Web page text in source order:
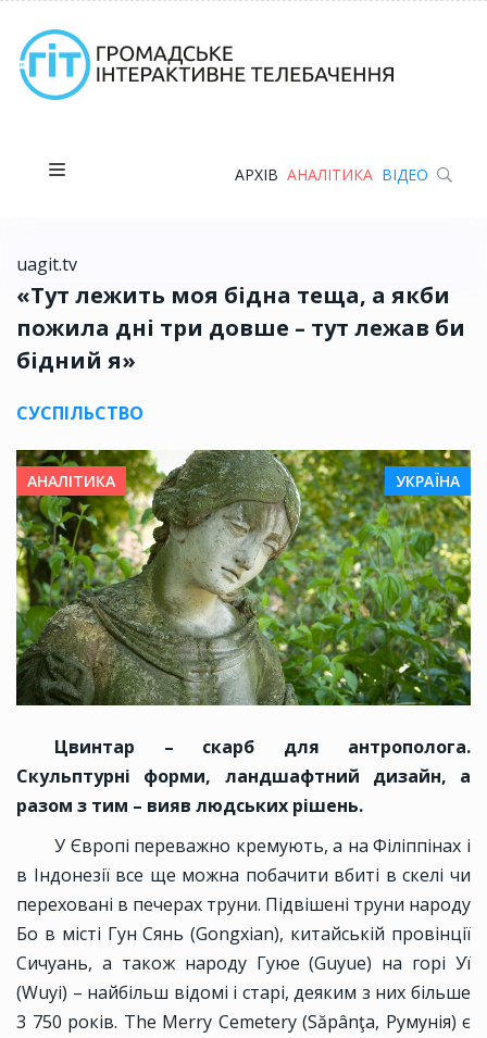
АРХІВ АНАЛІТИКА ВІДЕО
uagit.tv
«Тут лежить моя бідна теща, а якби
пожила дні три довше – тут лежав би
бідний я»
СУСПІЛЬСТВО
АНАЛІТИКА УКРАЇНА
Цвинтар – скарб для антрополога.
Скульптурні форми, ландшафтний дизайн, а
разом з тим – вияв людських рішень.
У Європі переважно кремують, а на Філіппінах і
в Індонезії все ще можна побачити вбиті в скелі чи
переховані в печерах труни. Підвішені труни народу
Бo в місті Гун Сянь (Gongxian), китайській провінції
Сичуань, а також народу Гуюе (Guyue) на горі Уї
(Wuyi) – найбільш відомі і старі, деяким з них більше
3 750 років. The Merry Cemetery (Săpânţa, Румунія) є